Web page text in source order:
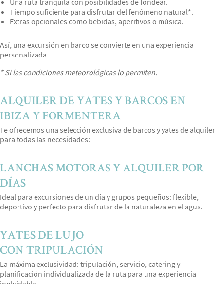
Una ruta tranquila con posibilidades de fondear.
Tiempo suficiente para disfrutar del fenómeno natural*.
Extras opcionales como bebidas, aperitivos o música.
Así, una excursión en barco se convierte en una experiencia
personalizada.
* Si las condiciones meteorológicas lo permiten.
ALQUILER DE YATES Y BARCOS EN
IBIZA Y FORMENTERA
Te ofrecemos una selección exclusiva de barcos y yates de alquiler
para todas las necesidades:
LANCHAS MOTORAS Y ALQUILER POR
DÍAS
Ideal para excursiones de un día y grupos pequeños: flexible,
deportivo y perfecto para disfrutar de la naturaleza en el agua.
YATES DE LUJO
CON TRIPULACIÓN
La máxima exclusividad: tripulación, servicio, catering y
planificación individualizada de la ruta para una experiencia